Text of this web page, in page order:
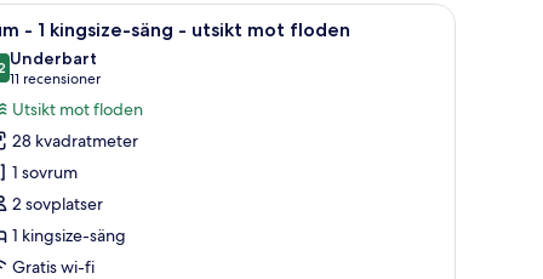
på rummet och mörkläggningsgardiner
Ett modernt hotellrum med en stor säng,
5 - 1 kingsize-säng - utsikt mot floden
av 10
Underbart
11 recensioner
(11 recensioner)
Utsikt mot floden
28 kvadratmeter
1 sovrum
2 sovplatser
1 kingsize-säng
Gratis wi-fi